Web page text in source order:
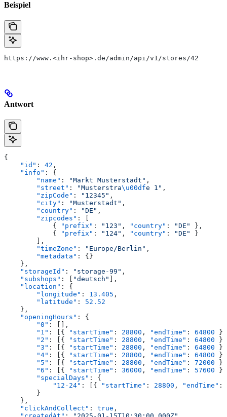
Beispiel
https://www.<ihr-shop>.de/admin/api/v1/stores/42
Antwort
{
    "id"
: 42 ,
    "info"
: {
        "name"
: "Markt Musterstadt" ,
        "street"
: "Musterstra\u00dfe 1" ,
        "zipCode"
: "12345" ,
        "city"
: "Musterstadt" ,
        "country"
: "DE" ,
        "zipcodes"
: [
            {
"prefix" : "123" , "country" : "DE"
},
            {
"prefix" : "124" , "country" : "DE"
}
        ],
        "timeZone"
: "Europe/Berlin" ,
        "metadata"
: {}
    },
    "storageId"
: "storage-99" ,
    "subshops"
: [ "deutsch"
],
    "location"
: {
        "longitude"
: 13.405 ,
        "latitude"
: 52.52
    },
    "openingHours"
: {
        "0"
: [],
        "1"
: [{ "startTime" : 28800 , "endTime" : 64800
        "2"
: [{ "startTime" : 28800 , "endTime" : 64800
        "3"
: [{ "startTime" : 28800 , "endTime" : 64800
        "4"
: [{ "startTime" : 28800 , "endTime" : 64800
        "5"
: [{ "startTime" : 28800 , "endTime" : 72000
        "6"
: [{ "startTime" : 36000 , "endTime" : 57600
        "specialDays"
: {
            "12-24"
: [{ "startTime" : 28800 , "endTime" :
        }
    },
    "clickAndCollect"
: true ,